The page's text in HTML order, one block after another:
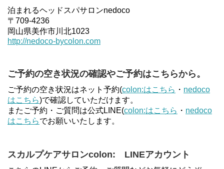
泊まれるヘッドスパサロンnedoco
〒709-4236
岡山県美作市川北1023
http://nedoco-bycolon.com
ご予約の空き状況の確認やご予約はこちらから。
ご予約の空き状況はネット予約(colon:はこちら ・ nedoco
はこちら)で確認していただけます。
またご予約・ご質問は公式LINE(colon:はこちら ・ nedoco
はこちらでお願いいたします。
スカルプケアサロンcolon: LINEアカウント